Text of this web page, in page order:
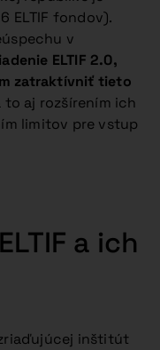
ELTIF fondov).
v
ELTIF 2.0,
zatraktívniť tieto
to aj rozšírením ich
limitov pre vstup
a ich
inštitút